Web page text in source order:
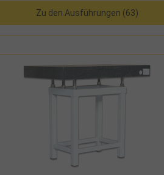
Zu den Ausführungen (63)